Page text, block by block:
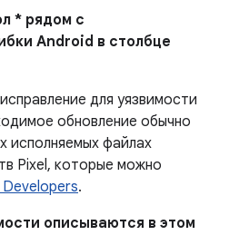
* рядом с
Android в столбце
для уязвимости
обновление обычно
исполняемых файлах
Pixel, которые можно
.
описываются в этом